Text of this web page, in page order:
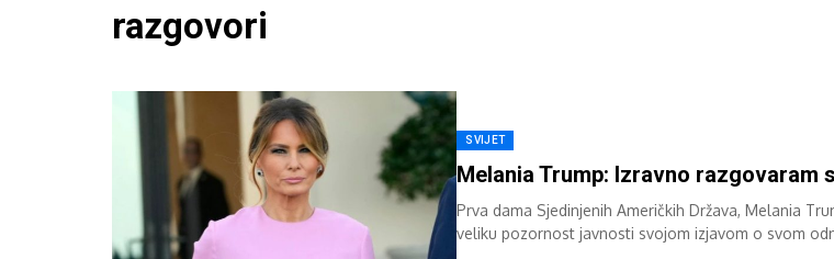
razgovori
SVIJET
Melania Trump: Izravno razgovaram
Prva dama Sjedinjenih Američkih Država, Melania
veliku pozornost javnosti svojom izjavom o svom